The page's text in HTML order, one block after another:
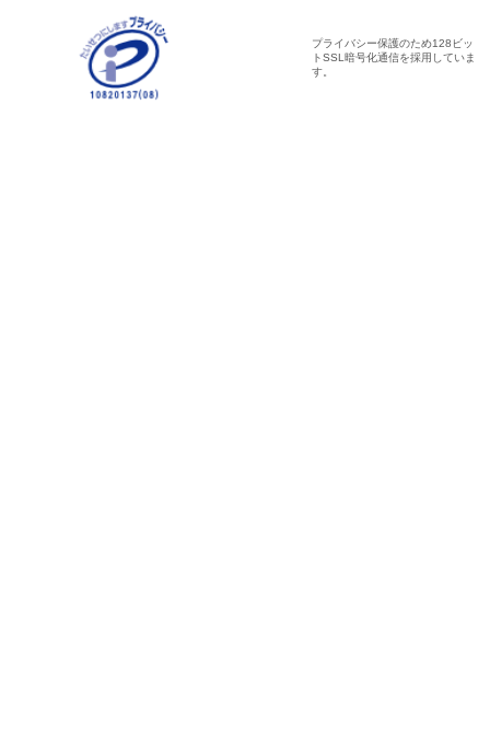
プライバシー保護のため128ビッ
トSSL暗号化通信を採用していま
す。